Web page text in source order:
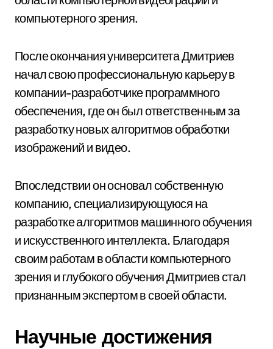
компьютерного зрения.
После окончания университета Дмитриев
начал свою профессиональную карьеру в
компании-разработчике программного
обеспечения, где он был ответственным за
разработку новых алгоритмов обработки
изображений и видео.
Впоследствии он основал собственную
компанию, специализирующуюся на
разработке алгоритмов машинного обучения
и искусственного интеллекта. Благодаря
своим работам в области компьютерного
зрения и глубокого обучения Дмитриев стал
признанным экспертом в своей области.
Научные достижения